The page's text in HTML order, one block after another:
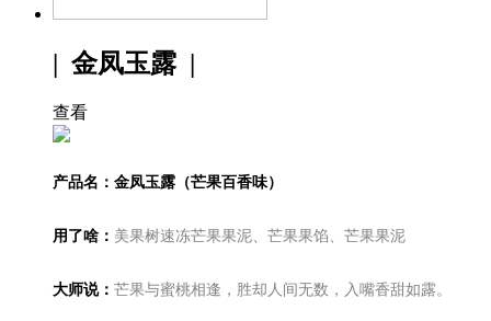
| 金凤玉露 |
查看
产品名：金凤玉露（芒果百香味）
用了啥： 美果树速冻芒果果泥、芒果果馅、芒果果泥
大师说： 芒果与蜜桃相逢，胜却人间无数，入嘴香甜如露。